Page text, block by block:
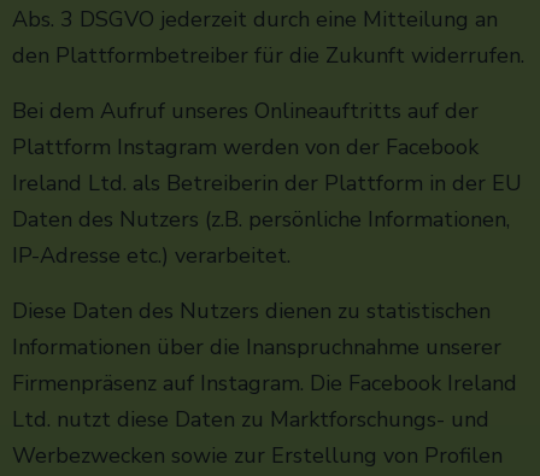
Abs. 3 DSGVO jederzeit durch eine Mitteilung an
den Plattformbetreiber für die Zukunft widerrufen.
Bei dem Aufruf unseres Onlineauftritts auf der
Plattform Instagram werden von der Facebook
Ireland Ltd. als Betreiberin der Plattform in der EU
Daten des Nutzers (z.B. persönliche Informationen,
IP-Adresse etc.) verarbeitet.
Diese Daten des Nutzers dienen zu statistischen
Informationen über die Inanspruchnahme unserer
Firmenpräsenz auf Instagram. Die Facebook Ireland
Ltd. nutzt diese Daten zu Marktforschungs- und
Werbezwecken sowie zur Erstellung von Profilen